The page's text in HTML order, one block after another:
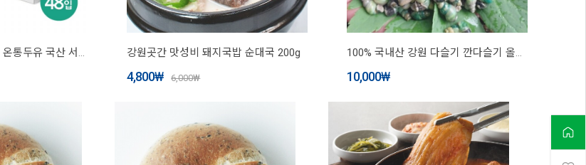
서울에프엔비 무가당 온통두유 국산 서리태 통두유 99.8 190mL X 24입 X 2박스(랩어라운드) 강원곳간 맛성비 돼지국밥 순대국 200g
4,800₩ 6,000₩
100% 국내산 강원 다슬기 깐다슬기 올갱이 생다슬기 냉동 [원산지:국산(강원도 홍천, 횡성 등)]
10,000₩